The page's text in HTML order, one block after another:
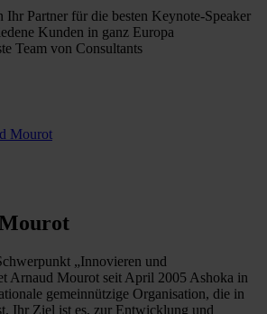
Ihr Partner für die besten Keynote-Speaker
Kunden in ganz Europa
Team von Consultants
Mourot
„Innovieren und
Arnaud Mourot seit April 2005 Ashoka in
gemeinnützige Organisation, die in
Ihr Ziel ist es, zur Entwicklung und